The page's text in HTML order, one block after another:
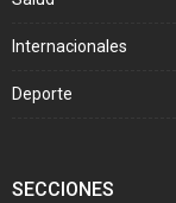
Internacionales
Deporte
SECCIONES